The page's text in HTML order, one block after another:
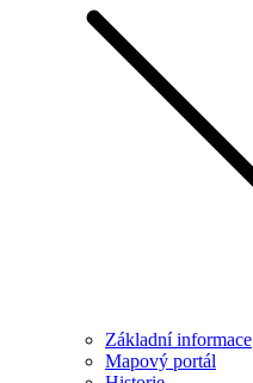
Základní informace
Mapový portál